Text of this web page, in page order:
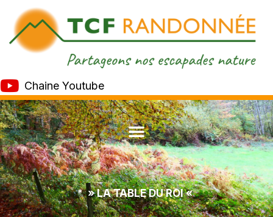
Chaine Youtube
* » LA TABLE DU ROI «